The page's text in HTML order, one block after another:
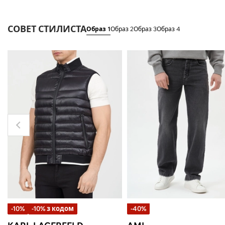
СОВЕТ СТИЛИСТАОбраз 1Образ 2Образ 3Образ 4
-10% -10% з кодом -40%